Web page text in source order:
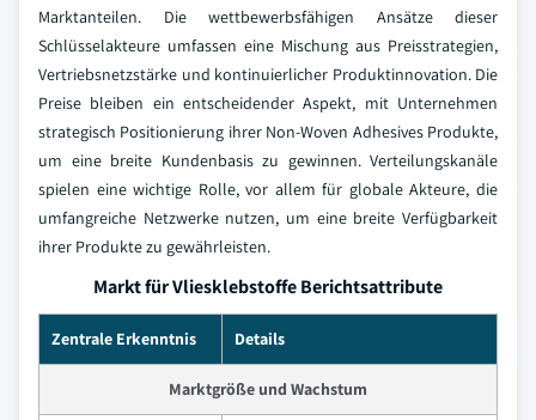
Marktanteilen. Die wettbewerbsfähigen Ansätze dieser
Schlüsselakteure umfassen eine Mischung aus Preisstrategien,
Vertriebsnetzstärke und kontinuierlicher Produktinnovation. Die
Preise bleiben ein entscheidender Aspekt, mit Unternehmen
strategisch Positionierung ihrer Non-Woven Adhesives Produkte,
um eine breite Kundenbasis zu gewinnen. Verteilungskanäle
spielen eine wichtige Rolle, vor allem für globale Akteure, die
umfangreiche Netzwerke nutzen, um eine breite Verfügbarkeit
ihrer Produkte zu gewährleisten.
Markt für Vliesklebstoffe Berichtsattribute
Zentrale Erkenntnis Details
Marktgröße und Wachstum